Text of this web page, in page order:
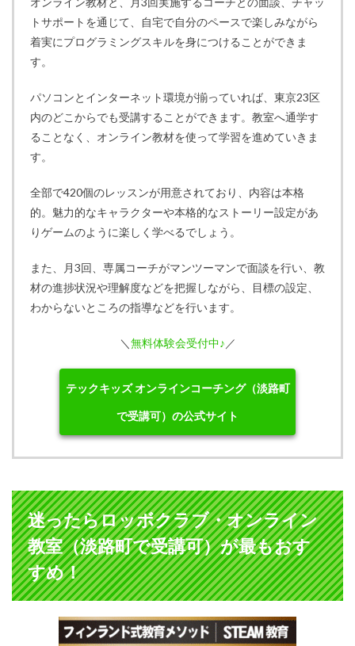
トサポートを通じて、自宅で自分のペースで楽しみながら
着実にプログラミングスキルを身につけることができま
す。
パソコンとインターネット環境が揃っていれば、東京23区
内のどこからでも受講することができます。教室へ通学す
ることなく、オンライン教材を使って学習を進めていきま
す。
全部で420個のレッスンが用意されており、内容は本格
的。魅力的なキャラクターや本格的なストーリー設定があ
りゲームのように楽しく学べるでしょう。
また、月3回、専属コーチがマンツーマンで面談を行い、教
材の進捗状況や理解度などを把握しながら、目標の設定、
わからないところの指導などを行います。
＼ 無料体験会受付中♪ ／
テックキッズ オンラインコーチング（淡路町
で受講可）の公式サイト
迷ったらロッボクラブ・オンライン
教室（淡路町で受講可）が最もおす
すめ！